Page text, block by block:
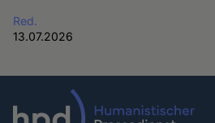
Red.
13.07.2026